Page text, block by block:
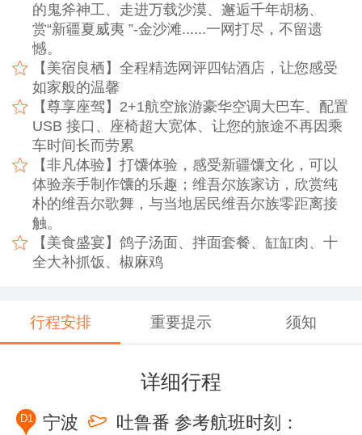
的鬼斧神工、走进万载沙漠、邂逅千年胡杨、
赏“新疆夏威夷 ”-金沙滩......一网打尽，不留遗
憾。
【美宿良栖】全程精选网评四钻酒店，让您感受
如家般的温馨
【尊享座驾】2+1航空旅游豪华空调大巴车、配置
USB 接口、座椅超大宽体、让您的旅途不再因乘
车时间长而劳累
【非凡体验】打馕体验，感受新疆馕文化，可以
体验亲手制作馕的乐趣；维吾尔族家访，欣赏纯
朴的维吾尔歌舞，与当地居民维吾尔族零距离接
触。
【美食盛宴】鸽子汤面、拌面套餐、缸缸肉、十
全大补抓饭、椒麻鸡
行程安排 重要提示 须知
详细行程
D1 宁波
吐鲁番 参考航班时刻：